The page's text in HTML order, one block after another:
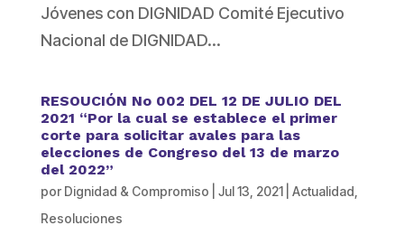
Jóvenes con DIGNIDAD Comité Ejecutivo
Nacional de DIGNIDAD...
RESOUCIÓN No 002 DEL 12 DE JULIO DEL
2021 “Por la cual se establece el primer
corte para solicitar avales para las
elecciones de Congreso del 13 de marzo
del 2022”
por Dignidad & Compromiso Jul 13, 2021| Actualidad
Resoluciones